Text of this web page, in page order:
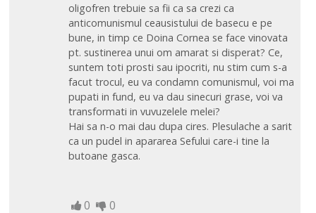
oligofren trebuie sa fii ca sa crezi ca
anticomunismul ceausistului de basecu e pe
bune, in timp ce Doina Cornea se face vinovata
pt. sustinerea unui om amarat si disperat? Ce,
suntem toti prosti sau ipocriti, nu stim cum s-a
facut trocul, eu va condamn comunismul, voi ma
pupati in fund, eu va dau sinecuri grase, voi va
transformati in vuvuzelele melei?
Hai sa n-o mai dau dupa cires. Plesulache a sarit
ca un pudel in apararea Sefului care-i tine la
butoane gasca.
0 0